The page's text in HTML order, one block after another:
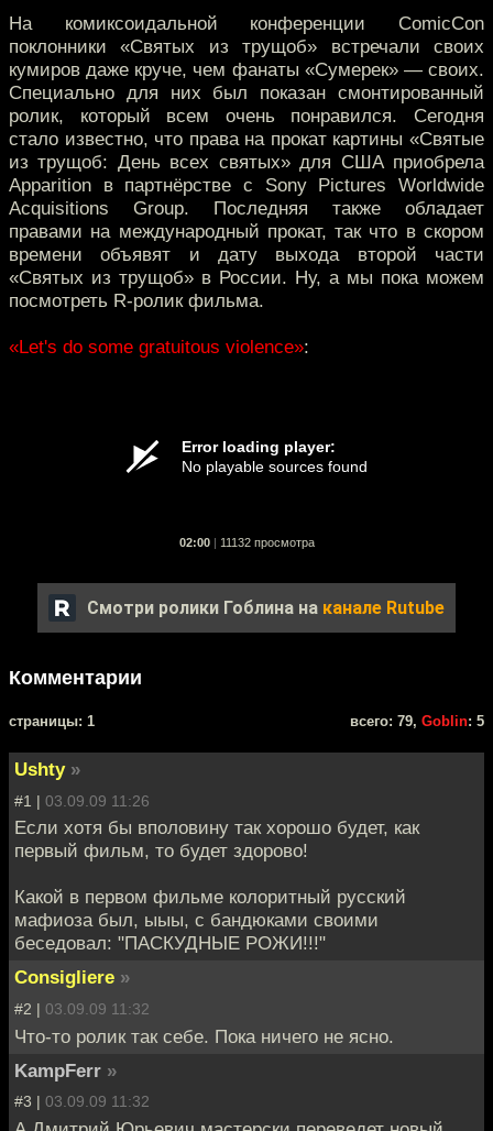
На комиксоидальной конференции ComicCon
поклонники «Святых из трущоб» встречали своих
кумиров даже круче, чем фанаты «Сумерек» — своих.
Специально для них был показан смонтированный
ролик, который всем очень понравился. Сегодня
стало известно, что права на прокат картины «Святые
из трущоб: День всех святых» для США приобрела
Apparition в партнёрстве с Sony Pictures Worldwide
Acquisitions Group. Последняя также обладает
правами на международный прокат, так что в скором
времени объявят и дату выхода второй части
«Святых из трущоб» в России. Ну, а мы пока можем
посмотреть R-ролик фильма.
«Let's do some gratuitous violence»:
02:00 11132 просмотра
Смотри ролики Гоблина на канале Rutube
Комментарии
cтраницы: 1 всего: 79, Goblin: 5
Ushty »
#1 | 03.09.09 11:26
Если хотя бы вполовину так хорошо будет, как
первый фильм, то будет здорово!
Какой в первом фильме колоритный русский
мафиоза был, ыыы, с бандюками своими
беседовал: "ПАСКУДНЫЕ РОЖИ!!!"
Consigliere »
#2 | 03.09.09 11:32
Что-то ролик так себе. Пока ничего не ясно.
KampFerr »
#3 | 03.09.09 11:32